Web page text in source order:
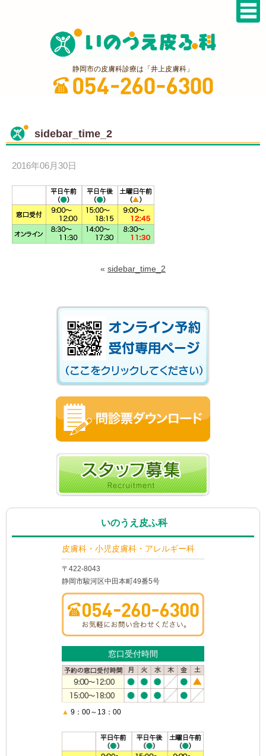
静岡市の皮膚科診療は「井上皮膚科」
sidebar_time_2
2016年06月30日
« sidebar_time_2
いのうえ皮ふ科
皮膚科・小児皮膚科・アレルギー科
〒422-8043
静岡市駿河区中田本町49番5号
窓口受付時間
▲ 9：00～13：00